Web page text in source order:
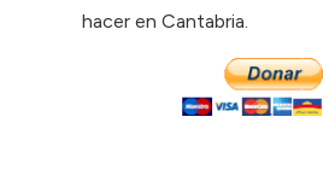
hacer en Cantabria.